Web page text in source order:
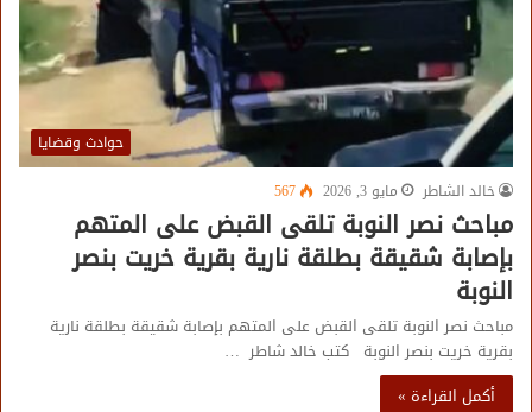
حوادث وقضايا
خالد الشاطر
مايو 3, 2026 567
مباحث نصر النوبة تلقى القبض على المتهم
بإصابة شقيقة بطلقة نارية بقرية خريت بنصر
النوبة
مباحث نصر النوبة تلقى القبض على المتهم بإصابة شقيقة بطلقة نارية
بقرية خريت بنصر النوبة كتب خالد شاطر …
أكمل القراءة »